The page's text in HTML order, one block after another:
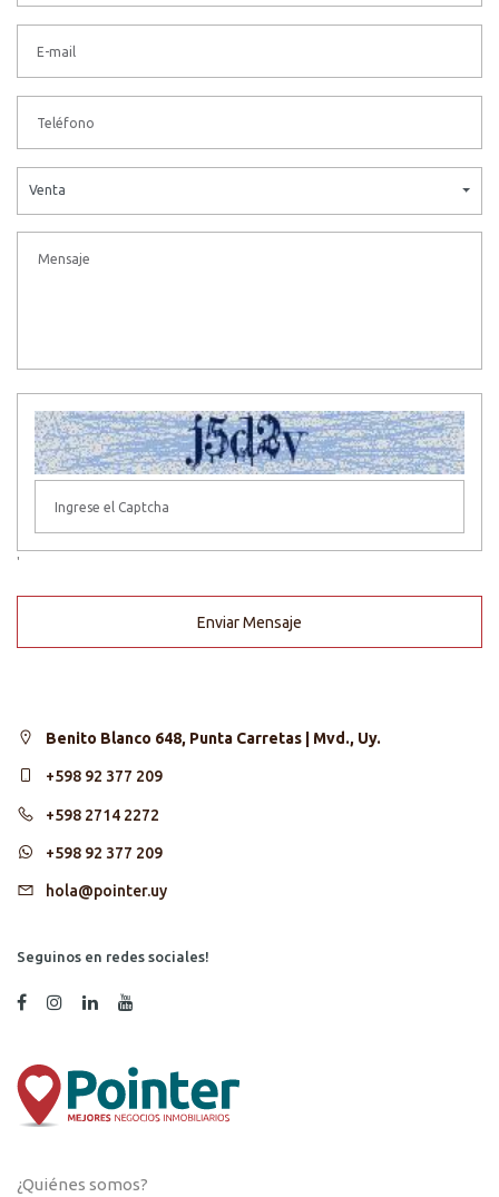
Venta
'
Enviar Mensaje
Benito Blanco 648, Punta Carretas | Mvd., Uy.
+598 92 377 209
+598 2714 2272
+598 92 377 209
hola@pointer.uy
Seguinos en redes sociales!
¿Quiénes somos?